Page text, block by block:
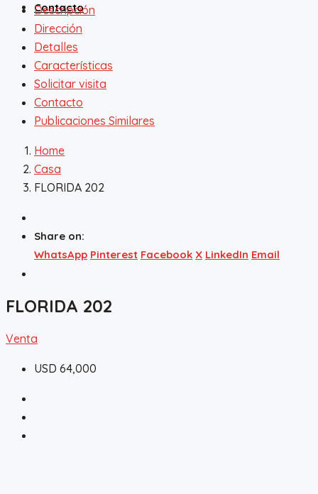
Contacto
Descripción
Dirección
Detalles
Características
Solicitar visita
Contacto
Publicaciones Similares
Home
Casa
FLORIDA 202
Share on:
WhatsApp Pinterest Facebook X LinkedIn Email
FLORIDA 202
Venta
USD 64,000